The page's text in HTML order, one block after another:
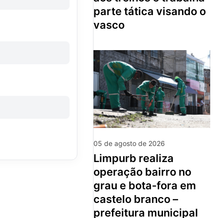
parte tática visando o
vasco
05 de agosto de 2026
limpurb realiza
operação bairro no
grau e bota-fora em
castelo branco –
prefeitura municipal